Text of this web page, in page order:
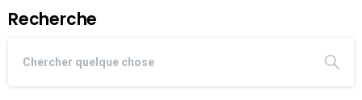
Recherche